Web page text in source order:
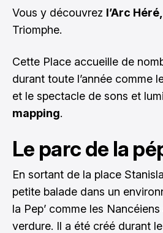
Vous y découvrez l’Arc Héré,
Triomphe.
Cette Place accueille de
durant toute l’année comme
et le spectacle de sons et
mapping.
Le parc de la
En sortant de la place
petite balade dans un
la Pep’ comme les
verdure. Il a été créé durant